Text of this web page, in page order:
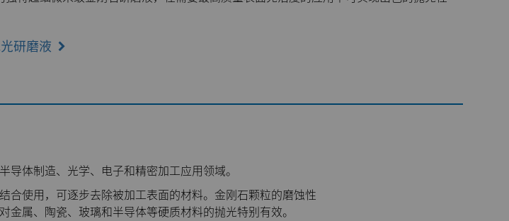
研磨液
体制造、光学、电子和精密加工应用领域。
合使用，可逐步去除被加工表面的材料。金刚石颗粒的磨蚀性
属、陶瓷、玻璃和半导体等硬质材料的抛光特别有效。